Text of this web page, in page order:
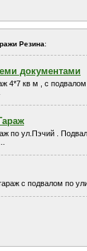
Резина:
документами
4*7 кв м , с
по ул.Пэчий .
с подвалом по